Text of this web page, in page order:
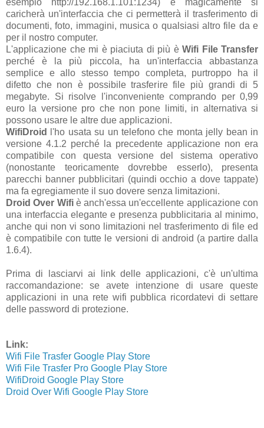
caricherà un'interfaccia che ci permetterà il trasferimento di
documenti, foto, immagini, musica o qualsiasi altro file da e
per il nostro computer.
L'applicazione che mi è piaciuta di più è Wifi File Transfer
perché è la più piccola, ha un'interfaccia abbastanza
semplice e allo stesso tempo completa, purtroppo ha il
difetto che non è possibile trasferire file più grandi di 5
megabyte. Si risolve l'inconveniente comprando per 0,99
euro la versione pro che non pone limiti, in alternativa si
possono usare le altre due applicazioni.
WifiDroid
l'ho usata su un telefono che monta jelly bean in
versione 4.1.2 perché la precedente applicazione non era
compatibile con questa versione del sistema operativo
(nonostante teoricamente dovrebbe esserlo), presenta
parecchi banner pubblicitari (quindi occhio a dove tappate)
ma fa egregiamente il suo dovere senza limitazioni.
Droid Over Wifiè anch'essa un'eccellente applicazione con
una interfaccia elegante e presenza pubblicitaria al minimo,
anche qui non vi sono limitazioni nel trasferimento di file ed
è compatibile con tutte le versioni di android (a partire dalla
1.6.4).
Prima di lasciarvi ai link delle applicazioni, c'è un'ultima
raccomandazione: se avete intenzione di usare queste
applicazioni in una rete wifi pubblica ricordatevi di settare
delle password di protezione.
Link:
Wifi File Trasfer Google Play Store
Wifi File Trasfer Pro Google Play Store
WifiDroid Google Play Store
Droid Over Wifi Google Play Store